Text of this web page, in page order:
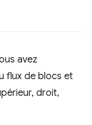
avez
flux de blocs et
droit,